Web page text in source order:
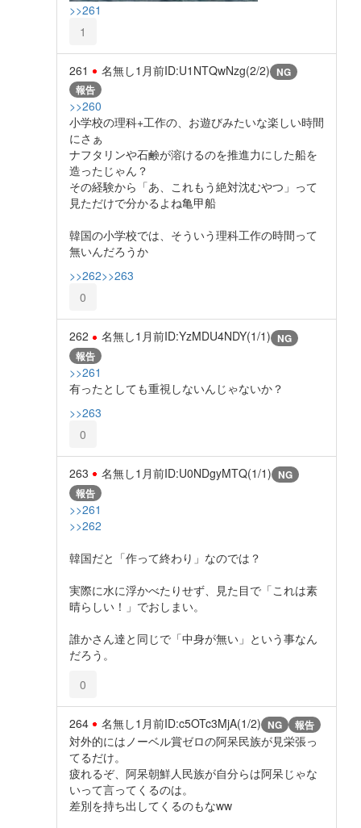
>>261
1
261 名無し1月前ID:U1NTQwNzg(2/2) NG
報告
>>260
小学校の理科+工作の、お遊びみたいな楽しい時間
にさぁ
ナフタリンや石鹸が溶けるのを推進力にした船を
造ったじゃん？
その経験から「あ、これもう絶対沈むやつ」って
見ただけで分かるよね亀甲船
韓国の小学校では、そういう理科工作の時間って
無いんだろうか
>>262>>263
0
262 名無し1月前ID:YzMDU4NDY(1/1) NG
報告
>>261
有ったとしても重視しないんじゃないか？
>>263
0
263 名無し1月前ID:U0NDgyMTQ(1/1) NG
報告
>>261
>>262
韓国だと「作って終わり」なのでは？
実際に水に浮かべたりせず、見た目で「これは素
晴らしい！」でおしまい。
誰かさん達と同じで「中身が無い」という事なん
だろう。
0
264 名無し1月前ID:c5OTc3MjA(1/2) NG 報告
対外的にはノーベル賞ゼロの阿呆民族が見栄張っ
てるだけ。
疲れるぞ、阿呆朝鮮人民族が自分らは阿呆じゃな
いって言ってくるのは。
差別を持ち出してくるのもなww